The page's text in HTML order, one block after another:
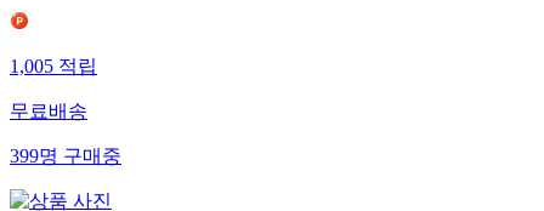
1,005 적립
무료배송
399명 구매중